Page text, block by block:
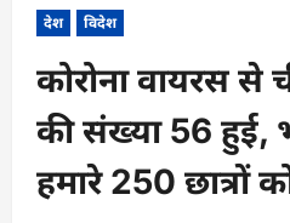
देश विदेश
कोरोना वायरस से
की संख्या 56 हुई,
हमारे 250 छात्रों